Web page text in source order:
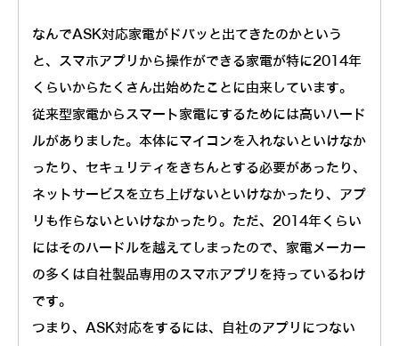
なんでASK対応家電がドバッと出てきたのかという
と、スマホアプリから操作ができる家電が特に2014年
くらいからたくさん出始めたことに由来しています。
従来型家電からスマート家電にするためには高いハード
ルがありました。本体にマイコンを入れないといけなか
ったり、セキュリティをきちんとする必要があったり、
ネットサービスを立ち上げないといけなかったり、アプ
リも作らないといけなかったり。ただ、2014年くらい
にはそのハードルを越えてしまったので、家電メーカー
の多くは自社製品専用のスマホアプリを持っているわけ
です。
つまり、ASK対応をするには、自社のアプリにつない